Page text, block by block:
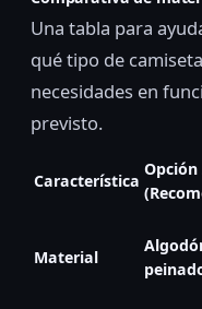
Una tabla para
qué tipo de
necesidades en
previsto.
Característica
Opción
Material